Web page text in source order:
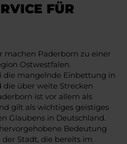
FÜR
machen Paderborn zu einer
Ostwestfalen.
die mangelnde Einbettung in
über weite Strecken
ist vor allem als
gilt als wichtiges geistiges
Glaubens in Deutschland.
Bedeutung
Stadt, die bereits im